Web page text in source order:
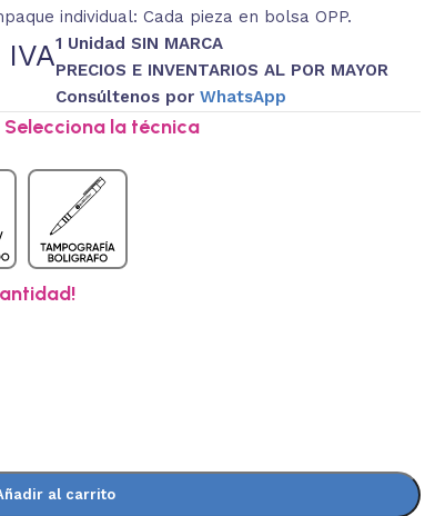
individual: Cada pieza en bolsa OPP.
IVA1 Unidad SIN MARCA
PRECIOS E INVENTARIOS AL POR MAYOR
Consúltenos por WhatsApp
la técnica
al carrito